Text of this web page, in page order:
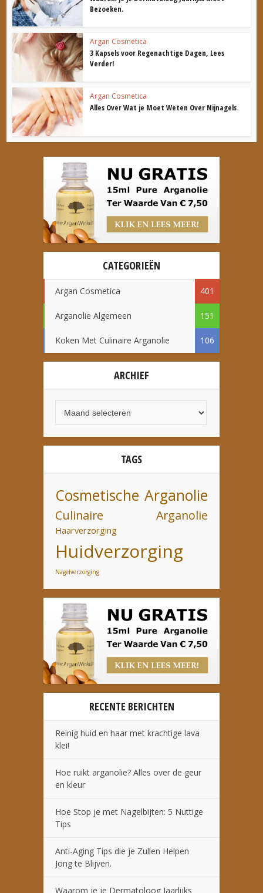
Bezoeken.
Argan Cosmetica
3 Kapsels voor Regenachtige Dagen, Lees
Verder!
Argan Cosmetica
Alles Over Wat je Moet Weten Over Nijnagels
CATEGORIEËN
Argan Cosmetica 401
Arganolie Algemeen 151
Koken Met Culinaire Arganolie 106
ARCHIEF
TAGS
Cosmetische Arganolie
Culinaire Arganolie
Haarverzorging
Huidverzorging
Nagelverzorging
RECENTE BERICHTEN
Reinig huid en haar met krachtige lava
klei!
Hoe ruikt arganolie? Alles over de geur
en kleur
Hoe Stop je met Nagelbijten: 5 Nuttige
Tips
Anti-Aging Tips die je Zullen Helpen
Jong te Blijven.
Waarom je je Dermatoloog Jaarlijks